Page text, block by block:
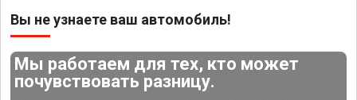
Вы не узнаете ваш автомобиль!
Мы работаем для тех, кто может
почувствовать разницу.